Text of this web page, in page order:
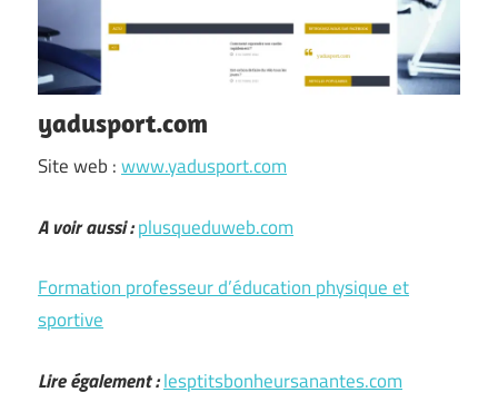
yadusport.com
Site web :www.yadusport.com
A voir aussi :plusqueduweb.com
Formation professeur d’éducation physique et
sportive
Lire également :lesptitsbonheursanantes.com